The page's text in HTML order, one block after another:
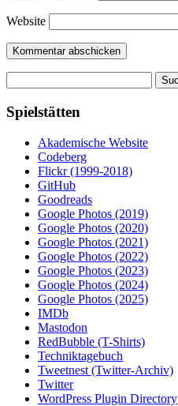
Website
nach:
Spielstätten
Akademische Website
Codeberg
Flickr (1999-2018)
GitHub
Goodreads
Google Photos (2019)
Google Photos (2020)
Google Photos (2021)
Google Photos (2022)
Google Photos (2023)
Google Photos (2024)
Google Photos (2025)
IMDb
Mastodon
RedBubble (T-Shirts)
Techniktagebuch
Tweetnest (Twitter-Archiv)
Twitter
WordPress Plugin Directory